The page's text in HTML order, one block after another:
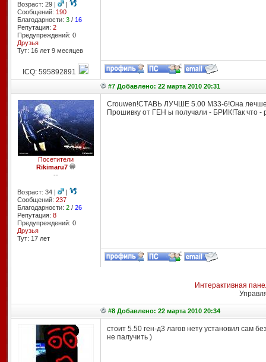
Возраст: 29 |
|
Сообщений: 190
Благодарности: 3/ 16
Репутация: 2
Предупреждений: 0
Друзья
Тут: 16 лет 9 месяцев
ICQ: 595892891
#7 Добавлено: 22 марта 2010 20:31
Посетители
Rikimaru7
--
Возраст: 34 |
|
Сообщений: 237
Благодарности: 2/ 26
Репутация: 8
Предупреждений: 0
Друзья
Тут: 17 лет
Crouwen!СТАВЬ ЛУЧШЕ 5.00 М33-6!Она лечше
Прошивку от ГЕН ы получали - БРИК!Так что -
Интерактивная
#8 Добавлено: 22 марта 2010 20:34
стоит 5.50 ген-д3 лагов нету установил сам
не палучить )